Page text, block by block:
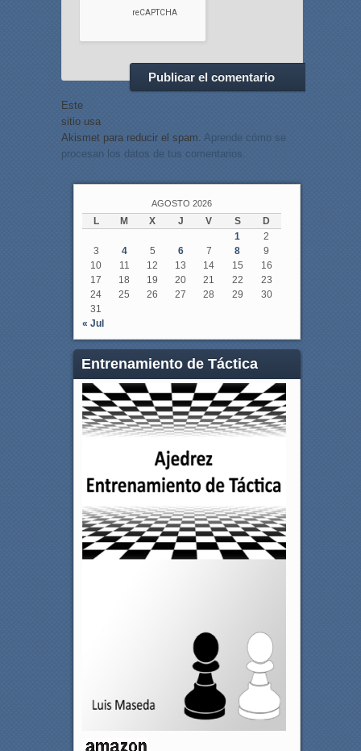
Este
sitio usa
Akismet para reducir el spam. Aprende cómo se
procesan los datos de tus comentarios.
AGOSTO 2026
L M X J V S
D
1
2
3
4 5 6 7 8
9
10
11 12 13 14 15
16
17
18 19 20 21 22
23
24
25 26 27 28 29
30
31
« Jul
Entrenamiento de Táctica